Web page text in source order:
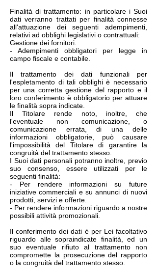
Finalità di trattamento: in particolare i Suoi
dati verranno trattati per finalità connesse
all'attuazione dei seguenti adempimenti,
relativi ad obblighi legislativi o contrattuali:
Gestione dei fornitori.
- Adempimenti obbligatori per legge in
campo fiscale e contabile.
Il trattamento dei dati funzionali per
l'espletamento di tali obblighi è necessario
per una corretta gestione del rapporto e il
loro conferimento è obbligatorio per attuare
le finalità sopra indicate.
Il Titolare rende noto, inoltre, che
l'eventuale non comunicazione, o
comunicazione errata, di una delle
informazioni obbligatorie, può causare
l'impossibilità del Titolare di garantire la
congruità del trattamento stesso.
I Suoi dati personali potranno inoltre, previo
suo consenso, essere utilizzati per le
seguenti finalità:
- Per rendere informazioni su future
iniziative commerciali e su annunci di nuovi
prodotti, servizi e offerte.
- Per rendere informazioni riguardo a nostre
possibili attività promozionali.
Il conferimento dei dati è per Lei facoltativo
riguardo alle sopraindicate finalità, ed un
suo eventuale rifiuto al trattamento non
compromette la prosecuzione del rapporto
o la congruità del trattamento stesso.